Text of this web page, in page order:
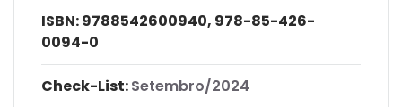
ISBN:9788542600940, 978-85-426-
0094-0
Check-List:Setembro/2024